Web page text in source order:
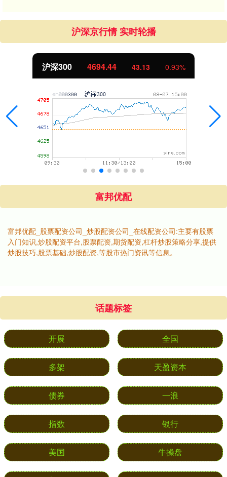
沪深京行情 实时轮播
沪深300 4694.44 43.13 0.93%
富邦优配
富邦优配_股票配资公司_炒股配资公司_在线配资公司:主要有股票
入门知识,炒股配资平台,股票配资,期货配资,杠杆炒股策略分享,提供
炒股技巧,股票基础,炒股配资,等股市热门资讯等信息。
话题标签
开展 全国
多架 天盈资本
债券 一浪
指数 银行
美国 牛操盘